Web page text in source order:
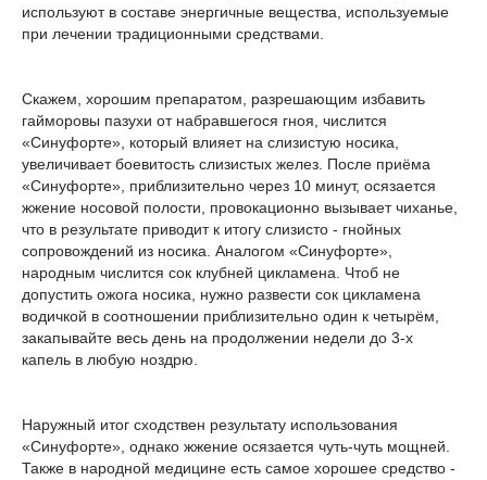
используют в составе энергичные вещества, используемые
при лечении традиционными средствами.
Скажем, хорошим препаратом, разрешающим избавить
гайморовы пазухи от набравшегося гноя, числится
«Синуфорте», который влияет на слизистую носика,
увеличивает боевитость слизистых желез. После приёма
«Синуфорте», приблизительно через 10 минут, осязается
жжение носовой полости, провокационно вызывает чиханье,
что в результате приводит к итогу слизисто - гнойных
сопровождений из носика. Аналогом «Синуфорте»,
народным числится сок клубней цикламена. Чтоб не
допустить ожога носика, нужно развести сок цикламена
водичкой в соотношении приблизительно один к четырём,
закапывайте весь день на продолжении недели до 3-х
капель в любую ноздрю.
Наружный итог сходствен результату использования
«Синуфорте», однако жжение осязается чуть-чуть мощней.
Также в народной медицине есть самое хорошее средство -